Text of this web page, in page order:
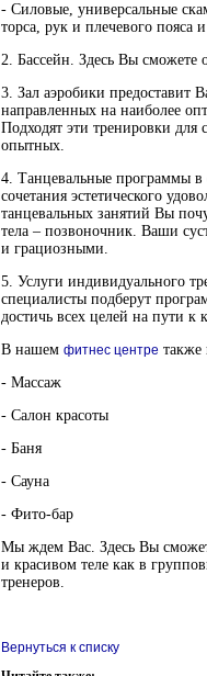
- Силовые, универсальные
торса, рук и плечевого пояса
2. Бассейн. Здесь Вы
3. Зал аэробики предоставит
направленных на наиболее
Подходят эти тренировки для
опытных.
4. Танцевальные программы в
сочетания эстетического
танцевальных занятий Вы
тела – позвоночник. Ваши
и грациозными.
5. Услуги индивидуального
специалисты подберут
достичь всех целей на пути к
В нашем фитнес центре также
- Массаж
- Салон красоты
- Баня
- Сауна
- Фито-бар
Мы ждем Вас. Здесь Вы
и красивом теле как в
тренеров.
Вернуться к списку